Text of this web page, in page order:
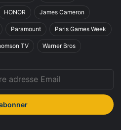
HONOR James Cameron
Paramount Paris Games Week
TV Warner Bros